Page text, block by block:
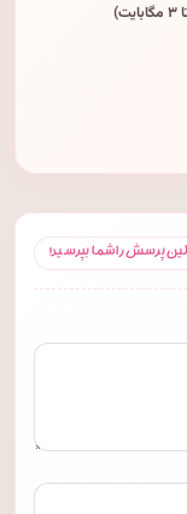
پرسش را شما بپرسید!